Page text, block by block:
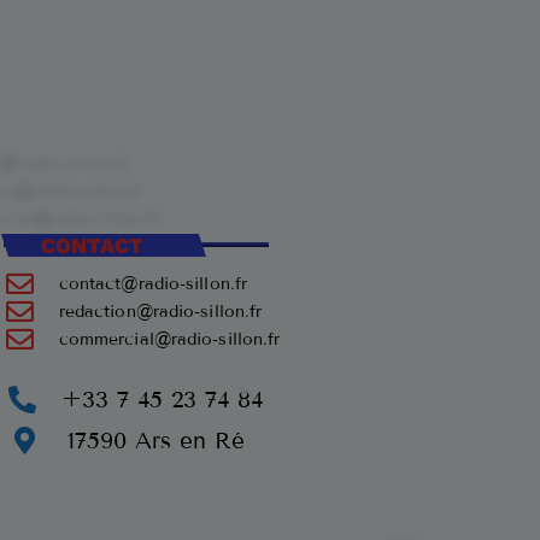
CONTACT
+33 7 45 23 74 84
17590 Ars en Ré
contact@radio-sillon.fr
redaction@radio-sillon.fr
commercial@radio-sillon.fr